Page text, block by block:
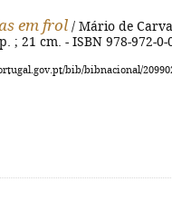
em frol / Mário de
; 21 cm. - ISBN 978-972-0-
bib/bibnacional/